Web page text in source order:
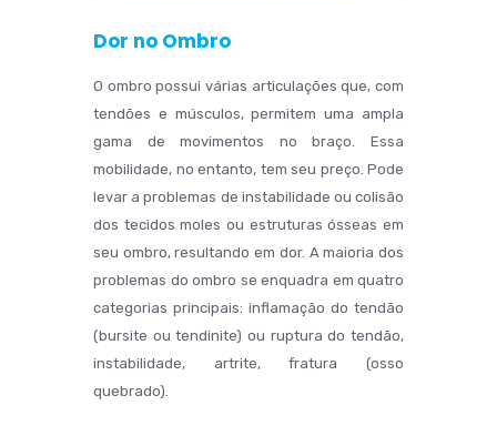
Dor no Ombro
O ombro possui várias articulações que, com
tendões e músculos, permitem uma ampla
gama de movimentos no braço. Essa
mobilidade, no entanto, tem seu preço. Pode
levar a problemas de instabilidade ou colisão
dos tecidos moles ou estruturas ósseas em
seu ombro, resultando em dor. A maioria dos
problemas do ombro se enquadra em quatro
categorias principais: inflamação do tendão
(bursite ou tendinite) ou ruptura do tendão,
instabilidade, artrite, fratura (osso
quebrado).